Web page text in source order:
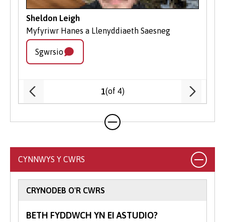
gynnwys a ydych wedi dilyn cwrs addysg
uwch o'r blaen, eich oedran, a'ch
cenedligrwydd neu statws preswylio,
efallai y byddwch yn gymwys i dderbyn
benthyciadau myfyrwyr a ariennir gan y
Gall ein tîm Cyllid Myfyrwyr eich helpu i
lywio’r broses o wneud cais a deall eich
Cysylltwch â Derbyniadau:Os oes
gennych gwestiynau neu fod angen
Derbyniadau cyfeillgar ar gael i’ch
Sheldon Leigh
Myfyriwr Hanes a Llenyddiaeth Saesneg
Sgwrsio
1(of 4)
CYNNWYS Y CWRS
CRYNODEB O'R CWRS
BETH FYDDWCH YN EI ASTUDIO?